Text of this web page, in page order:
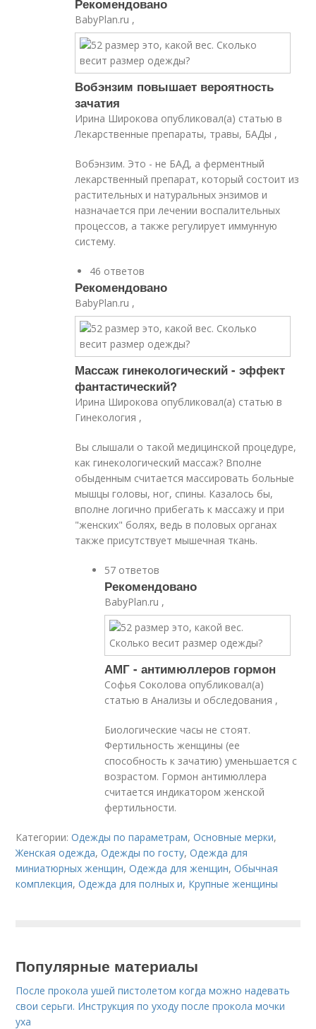
Рекомендовано
BabyPlan.ru ,
Вобэнзим повышает вероятность
зачатия
Ирина Широкова опубликовал(а) статью в
Лекарственные препараты, травы, БАДы ,
Вобэнзим. Это - не БАД, а ферментный
лекарственный препарат, который состоит из
растительных и натуральных энзимов и
назначается при лечении воспалительных
процессов, а также регулирует иммунную
систему.
46 ответов
Рекомендовано
BabyPlan.ru ,
Массаж гинекологический - эффект
фантастический?
Ирина Широкова опубликовал(а) статью в
Гинекология ,
Вы слышали о такой медицинской процедуре,
как гинекологический массаж? Вполне
обыденным считается массировать больные
мышцы головы, ног, спины. Казалось бы,
вполне логично прибегать к массажу и при
"женских" болях, ведь в половых органах
также присутствует мышечная ткань.
57 ответов
Рекомендовано
BabyPlan.ru ,
АМГ - антимюллеров гормон
Софья Соколова опубликовал(а)
статью в Анализы и обследования ,
Биологические часы не стоят.
Фертильность женщины (ее
способность к зачатию) уменьшается с
возрастом. Гормон антимюллера
считается индикатором женской
фертильности.
Категории:Одежды по параметрам,Основные мерки,
Женская одежда,Одежды по госту,Одежда для
миниатюрных женщин,Одежда для женщин,Обычная
комплекция,Одежда для полных и, Крупные женщины
Популярные материалы
После прокола ушей пистолетом когда можно надевать
свои серьги. Инструкция по уходу после прокола мочки
уха